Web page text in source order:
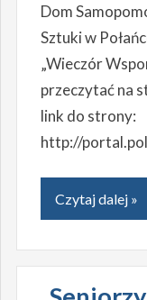
Dom
Sztuki w
„Wieczór
przeczytać na
link do strony:
http://
Czytaj dalej »